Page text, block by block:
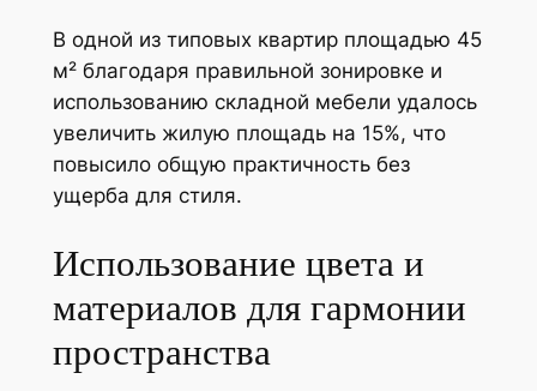
В одной из типовых квартир площадью 45
м² благодаря правильной зонировке и
использованию складной мебели удалось
увеличить жилую площадь на 15%, что
повысило общую практичность без
ущерба для стиля.
Использование цвета и
материалов для гармонии
пространства